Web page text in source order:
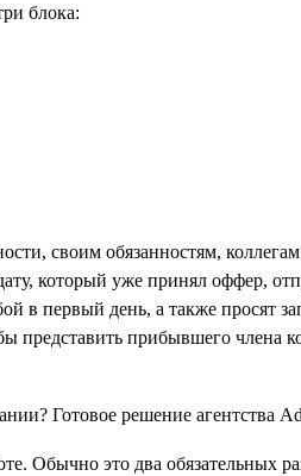
блока:
своим обязанностям,
который уже принял оффер,
в первый день, а также просят
представить прибывшего
Обычно это два обязательных